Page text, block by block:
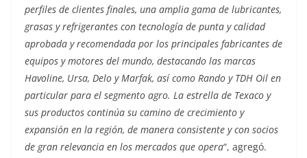
perfiles de clientes finales, una amplia gama de lubricantes,
grasas y refrigerantes con tecnología de punta y calidad
aprobada y recomendada por los principales fabricantes de
equipos y motores del mundo, destacando las marcas
Havoline, Ursa, Delo y Marfak, así como Rando y TDH Oil en
particular para el segmento agro. La estrella de Texaco y
sus productos continúa su camino de crecimiento y
expansión en la región, de manera consistente y con socios
de gran relevancia en los mercados que opera“, agregó.